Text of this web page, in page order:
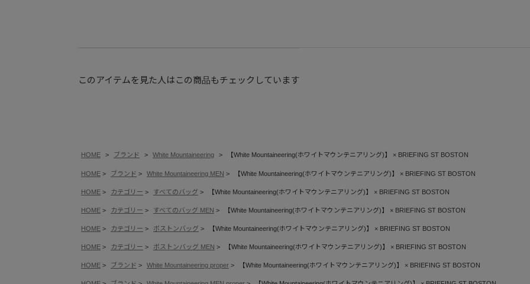
このアイテムを見た人はこの商品もチェックしています
HOME ブランド White Mountaineering 【White Mountaineering(ホワイトマウンテニアリング)】 × BRIEFING ST BOSTON
HOME ブランド White Mountaineering MEN 【White Mountaineering(ホワイトマウンテニアリング)】 × BRIEFING ST BOSTON
HOME カテゴリー すべてのバッグ 【White Mountaineering(ホワイトマウンテニアリング)】 × BRIEFING ST BOSTON
HOME カテゴリー すべてのバッグ MEN 【White Mountaineering(ホワイトマウンテニアリング)】 × BRIEFING ST BOSTON
HOME カテゴリー ボストンバッグ 【White Mountaineering(ホワイトマウンテニアリング)】 × BRIEFING ST BOSTON
HOME カテゴリー ボストンバッグ MEN 【White Mountaineering(ホワイトマウンテニアリング)】 × BRIEFING ST BOSTON
HOME ブランド White Mountaineering proper 【White Mountaineering(ホワイトマウンテニアリング)】 × BRIEFING ST BOSTON